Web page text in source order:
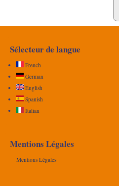
Sélecteur de langue
French
German
English
Spanish
Italian
Mentions Légales
Mentions Légales